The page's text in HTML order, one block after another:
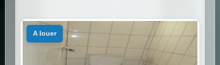
a louer